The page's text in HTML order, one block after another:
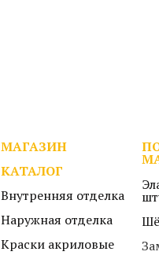
МАГАЗИН
КАТАЛОГ
Внутренняя отделка
Наружная отделка
Краски акриловые